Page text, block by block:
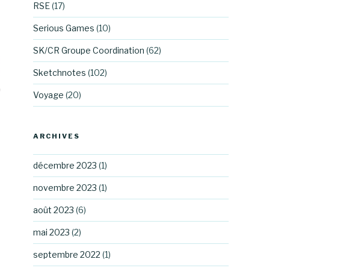
RSE(17)
Serious Games (10)
SK/CR Groupe Coordination (62)
Sketchnotes (102)
Voyage (20)
ARCHIVES
décembre 2023 (1)
novembre 2023 (1)
août 2023 (6)
mai 2023 (2)
septembre 2022 (1)